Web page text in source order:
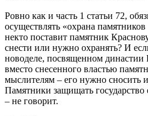
Ровно как и часть 1 статьи 72,
осуществлять «охрана
некто поставит памятник
снести или нужно охранять? И
новоделе, посвященном
вместо снесенного властью
мыслителям – его нужно сносить
Памятники защищать государство
– не говорит.